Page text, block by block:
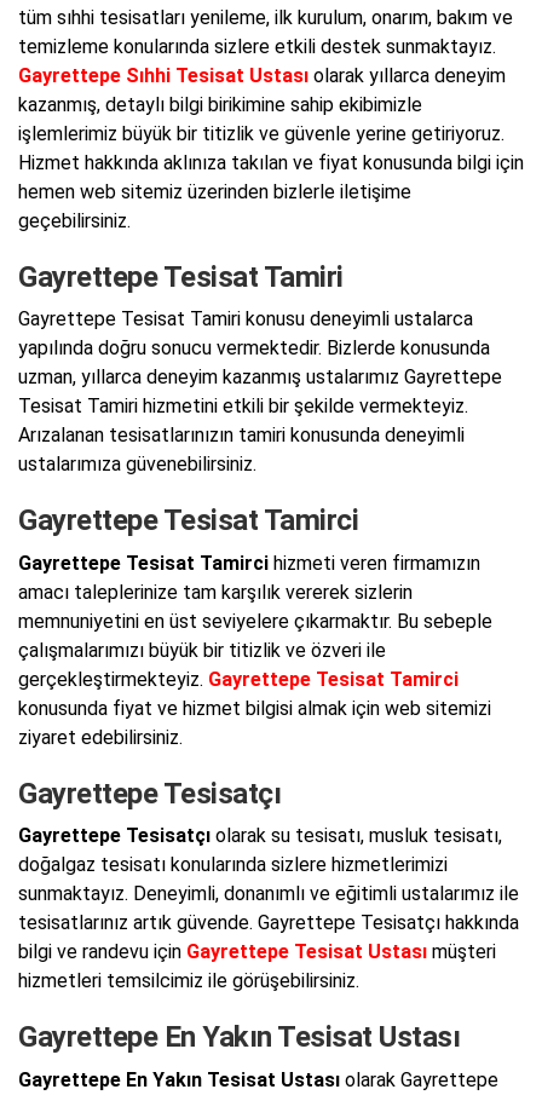
tüm sıhhi tesisatları yenileme, ilk kurulum, onarım, bakım ve
temizleme konularında sizlere etkili destek sunmaktayız.
Gayrettepe Sıhhi Tesisat Ustası olarak yıllarca deneyim
kazanmış, detaylı bilgi birikimine sahip ekibimizle
işlemlerimiz büyük bir titizlik ve güvenle yerine getiriyoruz.
Hizmet hakkında aklınıza takılan ve fiyat konusunda bilgi için
hemen web sitemiz üzerinden bizlerle iletişime
geçebilirsiniz.
Gayrettepe Tesisat Tamiri
Gayrettepe Tesisat Tamiri konusu deneyimli ustalarca
yapılında doğru sonucu vermektedir. Bizlerde konusunda
uzman, yıllarca deneyim kazanmış ustalarımız Gayrettepe
Tesisat Tamiri hizmetini etkili bir şekilde vermekteyiz.
Arızalanan tesisatlarınızın tamiri konusunda deneyimli
ustalarımıza güvenebilirsiniz.
Gayrettepe Tesisat Tamirci
Gayrettepe Tesisat Tamirci hizmeti veren firmamızın
amacı taleplerinize tam karşılık vererek sizlerin
memnuniyetini en üst seviyelere çıkarmaktır. Bu sebeple
çalışmalarımızı büyük bir titizlik ve özveri ile
gerçekleştirmekteyiz. Gayrettepe Tesisat Tamirci
konusunda fiyat ve hizmet bilgisi almak için web sitemizi
ziyaret edebilirsiniz.
Gayrettepe Tesisatçı
Gayrettepe Tesisatçı olarak su tesisatı, musluk tesisatı,
doğalgaz tesisatı konularında sizlere hizmetlerimizi
sunmaktayız. Deneyimli, donanımlı ve eğitimli ustalarımız ile
tesisatlarınız artık güvende. Gayrettepe Tesisatçı hakkında
bilgi ve randevu için Gayrettepe Tesisat Ustası müşteri
hizmetleri temsilcimiz ile görüşebilirsiniz.
Gayrettepe En Yakın Tesisat Ustası
Gayrettepe En Yakın Tesisat Ustası olarak Gayrettepe